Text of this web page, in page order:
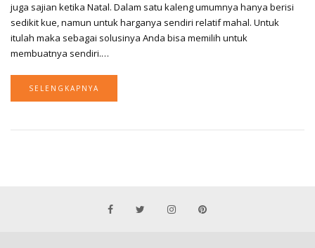
juga sajian ketika Natal. Dalam satu kaleng umumnya hanya berisi
sedikit kue, namun untuk harganya sendiri relatif mahal. Untuk
itulah maka sebagai solusinya Anda bisa memilih untuk
membuatnya sendiri.…
SELENGKAPNYA